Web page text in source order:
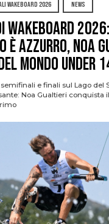
WAKEBOARD 2026 NEWS
Wakeboard
è azzurro, Noa
mondo Under
e finali sul Lago del
Noa Gualtieri conquista